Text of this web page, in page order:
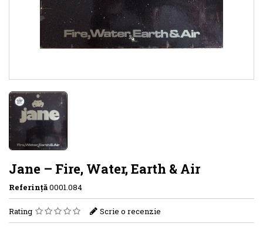
Jane – Fire, Water, Earth & Air
Referinţă0001.084
Rating Scrie o recenzie